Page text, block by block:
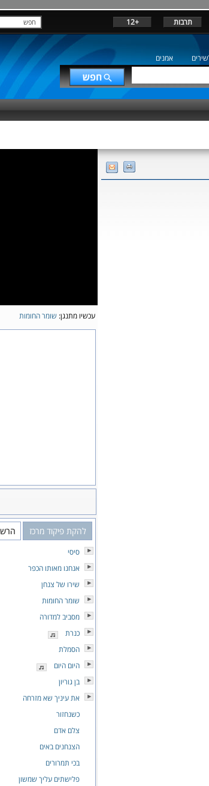
תרבות +12
אמנים
עכשיו מתנגן: שומר החומות
להקת פיקוד מרכז
סיסי
אנחנו מאותו הכפר
שירו של צנחן
שומר החומות
מסביב למדורה
כנרת
הסמלת
היום היום
בן גוריון
את עיניך שא מזרחה
כשנחזור
צלם אדם
הצנחנים באים
בכי תמרורים
פלישתים עליך שמשון